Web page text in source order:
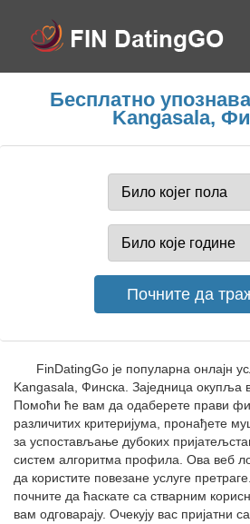
Бесплатно
Kangasala,
FinDatingGo је популарна онлајн
Kangasala, Финска. Заједница окупља
Помоћи ће вам да одаберете прави
различитих критеријума, пронађете
за успостављање дубоких
систем алгоритма профила. Ова веб
да користите повезане услуге
почните да ћаскате са стварним
вам одговарају. Очекују вас пријатни